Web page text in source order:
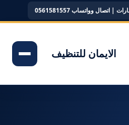
وواتساب 0561581557
الايمان للتنظيف